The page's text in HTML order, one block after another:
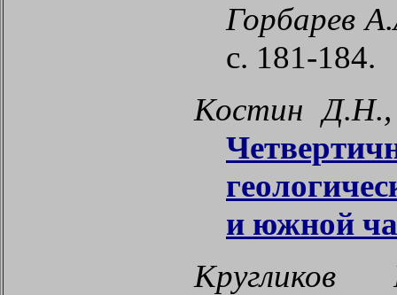
Горбарев
с. 181-184.
Костин
и южной